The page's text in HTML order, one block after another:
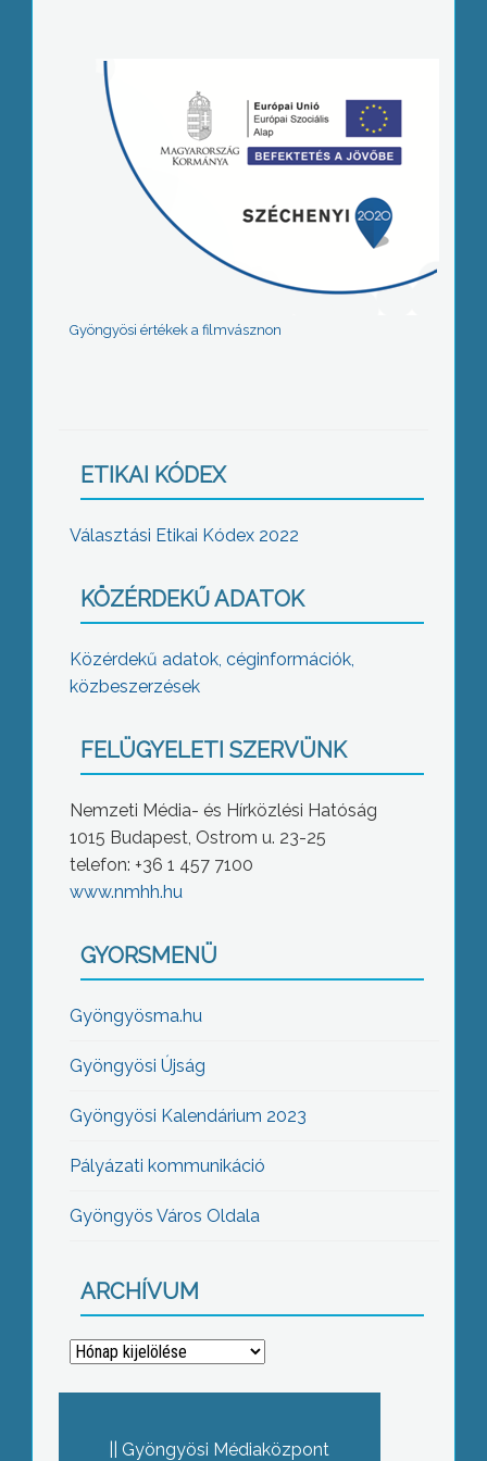
Gyöngyösi értékek a filmvásznon
ETIKAI KÓDEX
Választási Etikai Kódex 2022
KÖZÉRDEKŰ ADATOK
Közérdekű adatok, céginformációk,
közbeszerzések
FELÜGYELETI SZERVÜNK
Nemzeti Média- és Hírközlési Hatóság
1015 Budapest, Ostrom u. 23-25
telefon: +36 1 457 7100
www.nmhh.hu
GYORSMENÜ
Gyöngyösma.hu
Gyöngyösi Újság
Gyöngyösi Kalendárium 2023
Pályázati kommunikáció
Gyöngyös Város Oldala
ARCHÍVUM
Archívum
Gyöngyösi Médiaközpont